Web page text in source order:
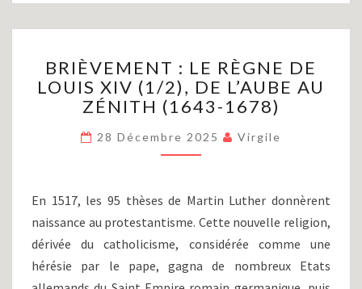
:
LE
RÈGNE
LOUIS
XIV
DE
L’AUBE
AU
ZÉNITH
(1643-
BRIÈVEMENT : LE RÈGNE DE
LOUIS XIV (1/2), DE L’AUBE AU
ZÉNITH (1643-1678)
28 Décembre 2025 Virgile
En 1517, les 95 thèses de Martin Luther donnèrent
naissance au protestantisme. Cette nouvelle religion,
dérivée du catholicisme, considérée comme une
hérésie par le pape, gagna de nombreux Etats